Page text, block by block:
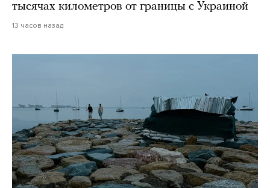
тысячах километров от границы с Украиной
13 часов назад